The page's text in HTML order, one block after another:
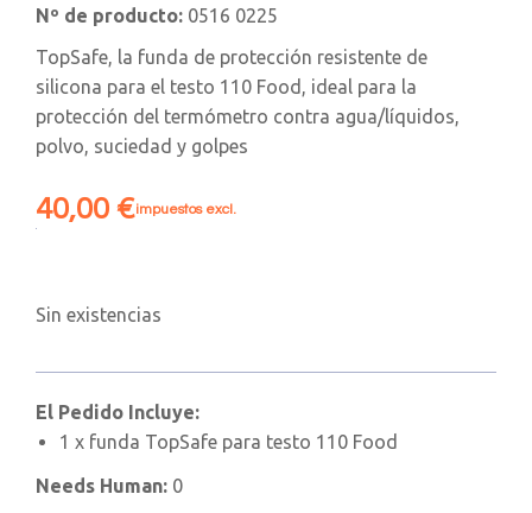
Nº de producto: 0516 0225
TopSafe, la funda de protección resistente de
silicona para el testo 110 Food, ideal para la
protección del termómetro contra agua/líquidos,
polvo, suciedad y golpes
40,00 €impuestos excl.
Sin existencias
El Pedido Incluye:
1 x funda TopSafe para testo 110 Food
Needs Human: 0